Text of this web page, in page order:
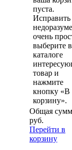
пуста.
Исправить
очень
выберите в
каталоге
товар и
нажмите
кнопку «В
корзину».
Общая
руб.
Перейти в
корзину